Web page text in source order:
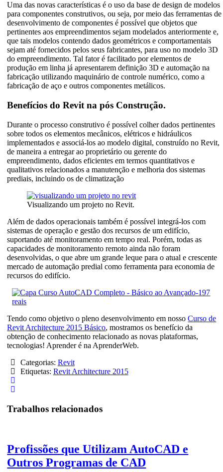
Uma das novas características é o uso da base de design de modelos
para componentes construtivos, ou seja, por meio das ferramentas de
desenvolvimento de componentes é possível que objetos que
pertinentes aos empreendimentos sejam modelados anteriormente e,
que tais modelos contendo dados geométricos e comportamentais
sejam até fornecidos pelos seus fabricantes, para uso no modelo 3D
do empreendimento. Tal fator é facilitado por elementos de
produção em linha já apresentarem definição 3D e automação na
fabricação utilizando maquinário de controle numérico, como a
fabricação de aço e outros componentes metálicos.
Benefícios do Revit na pós Construção.
Durante o processo construtivo é possível colher dados pertinentes
sobre todos os elementos mecânicos, elétricos e hidráulicos
implementados e associá-los ao modelo digital, construído no Revit,
de maneira a entregar ao proprietário ou gerente do
empreendimento, dados eficientes em termos quantitativos e
qualitativos relacionados a manutenção e melhoria dos sistemas
prediais, incluindo os de climatização
Visualizando um projeto no Revit.
Além de dados operacionais também é possível integrá-los com
sistemas de operação e gestão dos recursos de um edifício,
suportando até monitoramento em tempo real. Porém, todas as
capacidades de monitoramento remoto ainda não foram
desenvolvidas, o que abre um grande leque para o atual e crescente
mercado de automação predial como ferramenta para economia de
recursos do edifício.
Tendo como objetivo o pleno desenvolvimento em nossoCurso de
Revit Architecture 2015 Básico, mostramos os benefício da
obtenção de conhecimento relacionado as novas plataformas,
tecnologias! Aprender é na AprenderWeb.
Categorias: Revit
Etiquetas: Revit Architecture 2015
Trabalhos relacionados
Profissões que Utilizam AutoCAD e
Outros Programas de CAD